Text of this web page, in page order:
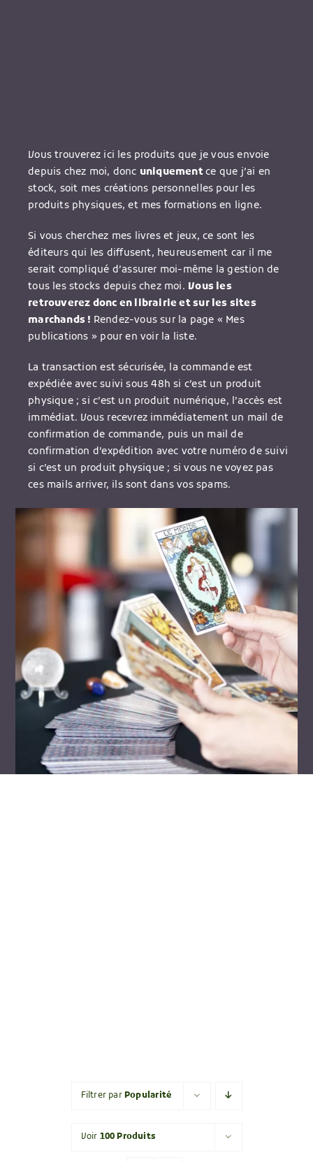
Vous trouverez ici les produits que je vous envoie
depuis chez moi, donc uniquementce que j’ai en
stock, soit mes créations personnelles pour les
produits physiques, et mes formations en ligne.
Si vous cherchez mes livres et jeux, ce sont les
éditeurs qui les diffusent, heureusement car il me
serait compliqué d’assurer moi-même la gestion de
tous les stocks depuis chez moi. Vous les
retrouverez donc en librairie et sur les sites
marchands ! Rendez-vous sur la page « Mes
publications » pour en voir la liste.
La transaction est sécurisée, la commande est
expédiée avec suivi sous 48h si c’est un produit
physique ; si c’est un produit numérique, l’accès est
immédiat. Vous recevrez immédiatement un mail de
confirmation de commande, puis un mail de
confirmation d’expédition avec votre numéro de suivi
si c’est un produit physique ; si vous ne voyez pas
ces mails arriver, ils sont dans vos spams.
Filtrer par Popularité
Voir 100 Produits